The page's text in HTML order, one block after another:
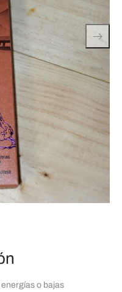
o bajas